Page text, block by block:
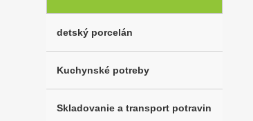
detský porcelán
Kuchynské potreby
Skladovanie a transport potravin